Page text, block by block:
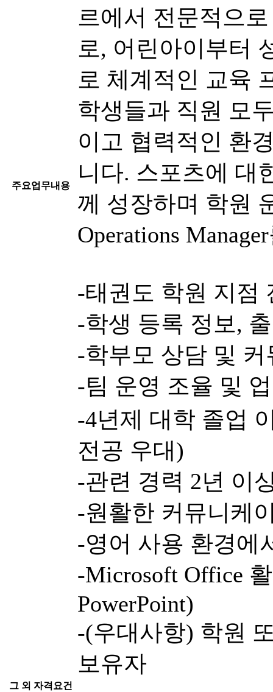
주요업무내용
르에서 전문적으
로, 어린아이부터
로 체계적인 교육
학생들과 직원 모
이고 협력적인 환
니다. 스포츠에 대
께 성장하며 학원
Operations
-태권도 학원 지점
-학생 등록 정보,
-학부모 상담 및
-팀 운영 조율 및
그 외 자격요건
-4년제 대학 졸업
전공 우대)
-관련 경력 2년 이
-원활한 커뮤니케
-영어 사용 환경에
-Microsoft Office
PowerPoint)
-(우대사항) 학원
보유자